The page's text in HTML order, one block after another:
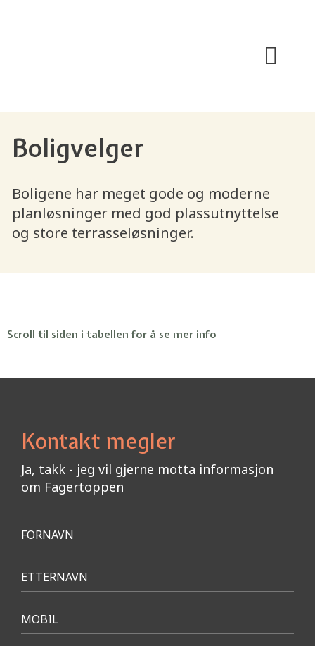
Boligvelger
Boligene har meget gode og moderne
planløsninger med god plassutnyttelse
og store terrasseløsninger.
Scroll til siden i tabellen for å se mer info
Kontakt megler
Ja, takk - jeg vil gjerne motta informasjon
om Fagertoppen
Meld
interesse
FORNAVN
ETTERNAVN
MOBIL